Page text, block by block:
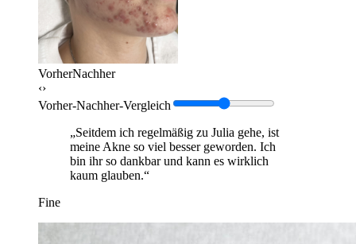
VorherNachher
‹›
Vorher-Nachher-Vergleich
„Seitdem ich regelmäßig zu Julia gehe, ist
meine Akne so viel besser geworden. Ich
bin ihr so dankbar und kann es wirklich
kaum glauben.“
Fine